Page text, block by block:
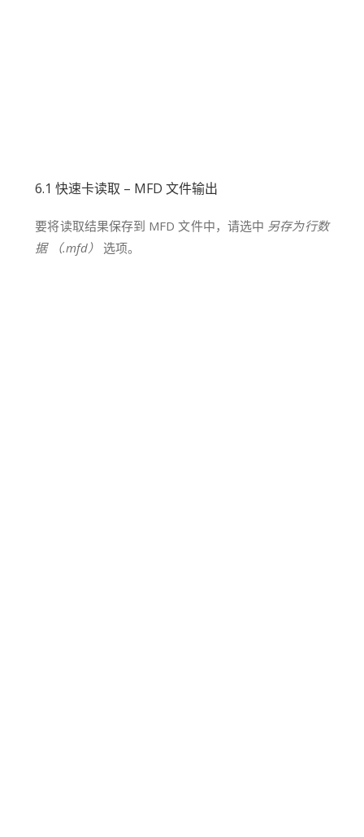
6.1 快速卡读取 – MFD 文件输出
要将读取结果保存到 MFD 文件中，请选中 另存为行数
据 （.mfd） 选项。